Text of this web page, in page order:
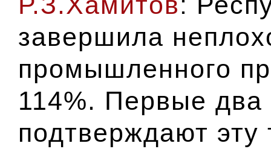
завершила
промышленного
114%. Первые два
подтверждают